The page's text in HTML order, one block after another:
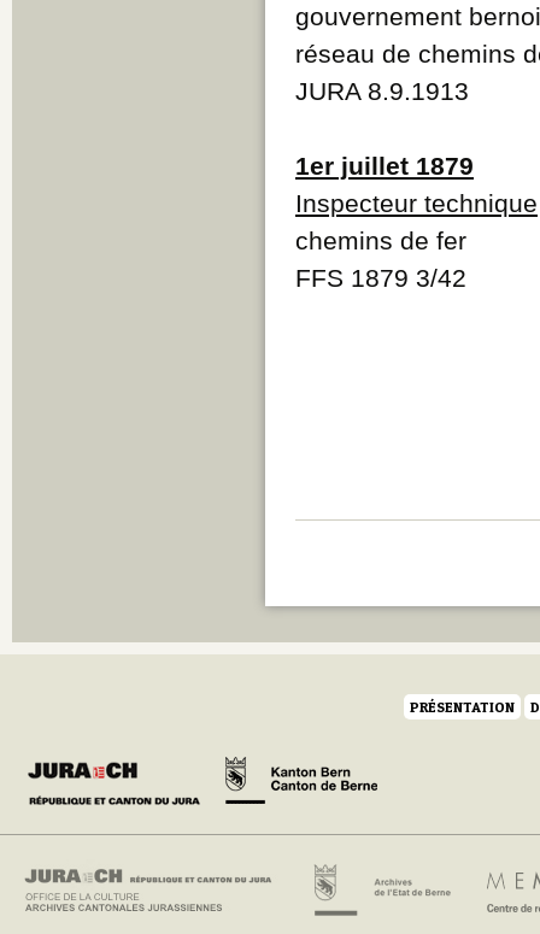
gouvernement
réseau de chemins
JURA 8.9.1913
1er juillet 1879
Inspecteur technique
chemins de fer
FFS 1879 3/42
PRÉSENTATION